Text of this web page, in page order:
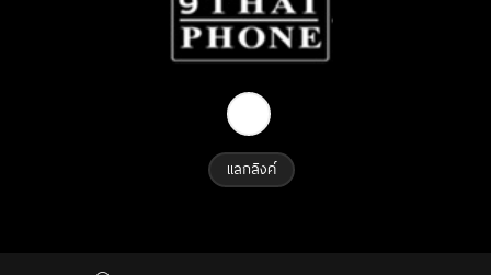
แลกลิงค์